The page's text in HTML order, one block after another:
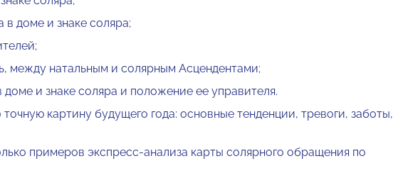
доме и знаке соляра;
между натальным и солярным Асцендентами;
и знаке соляра и положение ее управителя.
точную картину будущего года: основные тенденции, тревоги, заботы,
примеров экспресс-анализа карты солярного обращения по